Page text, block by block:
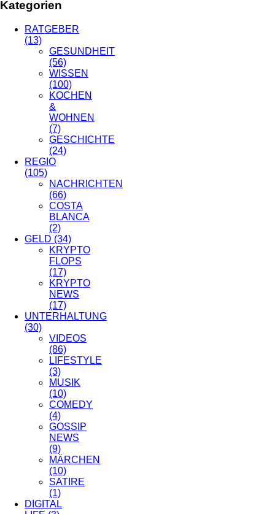
Kategorien
RATGEBER
(13)
GESUNDHEIT
(56)
WISSEN
(100)
KOCHEN
&
WOHNEN
(7)
GESCHICHTE
(24)
REGIO
(105)
NACHRICHTEN
(66)
COSTA
BLANCA
(2)
GELD (34)
KRYPTO
FLOPS
(17)
KRYPTO
NEWS
(17)
UNTERHALTUNG
(30)
VIDEOS
(86)
LIFESTYLE
(3)
MUSIK
(10)
COMEDY
(4)
GOSSIP
NEWS
(9)
MÄRCHEN
(10)
SATIRE
(1)
DIGITAL